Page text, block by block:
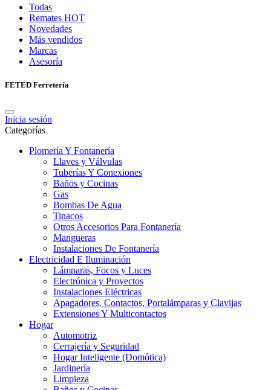
Todas
Remates HOT
Novedades
Más vendidos
Marcas
Asesoría
FETED Ferretería
Inicia sesión
Categorías
Plomería Y Fontanería
Llaves y Válvulas
Tuberías Y Conexiones
Baños y Cocinas
Gas
Bombas De Agua
Tinacos
Otros Accesorios Para Fontanería
Mangueras
Instalaciones De Fontanería
Electricidad E Iluminación
Lámparas, Focos y Luces
Electrónica y Proyectos
Instalaciones Eléctricas
Apagadores, Contactos, Portalámparas y Clavijas
Extensiones Y Multicontactos
Hogar
Automotriz
Cerrajería y Seguridad
Hogar Inteligente (Domótica)
Jardinería
Limpieza